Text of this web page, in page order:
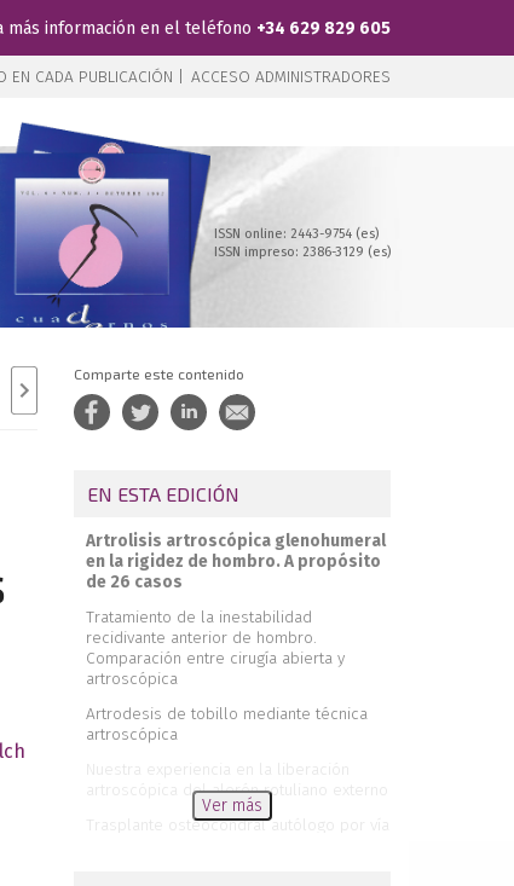
más información en el teléfono +34 629 829 605
EN CADA PUBLICACIÓN | ACCESO ADMINISTRADORES
ISSN online: 2443-9754 (es)
ISSN impreso: 2386-3129 (es)
Comparte este contenido
EN ESTA EDICIÓN
Artrolisis artroscópica glenohumeral
en la rigidez de hombro. A propósito
de 26 casos
Tratamiento de la inestabilidad
recidivante anterior de hombro.
Comparación entre cirugía abierta y
artroscópica
Artrodesis de tobillo mediante técnica
artroscópica
Nuestra experiencia en la liberación
artroscópica del alerón rotuliano externo
Trasplante osteocondral autólogo por vía
Ver más